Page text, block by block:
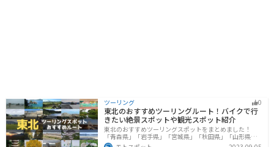
ツーリング 0
東北のおすすめツーリングルート！バイクで行
きたい絶景スポットや観光スポット紹介
東北のおすすめツーリングスポットをまとめました！
「青森県」「岩手県」「宮城県」「秋田県」「山形県」
「福島県」の各県の観光地紹介します。自然豊かな山々